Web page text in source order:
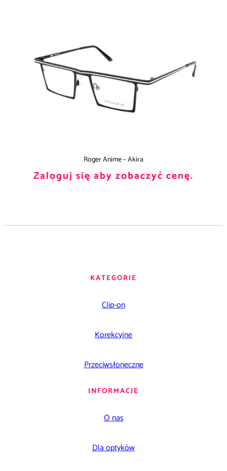
Roger Anime – Akira
Zaloguj się aby zobaczyć cenę.
KATEGORIE
Clip-on
Korekcyjne
Przeciwsłoneczne
INFORMACJE
O nas
Dla optyków